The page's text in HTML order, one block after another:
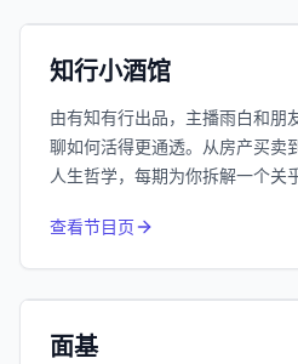
小宇宙 精选
知行小酒馆
由有知有行出品，主播雨白和朋
聊如何活得更通透。从房产买卖
人生哲学，每期为你拆解一个关
查看节目页
小宇宙
面基